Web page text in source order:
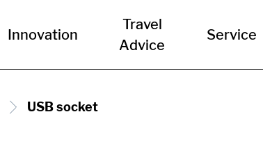
Innovation
Travel
Advice
Service
USB socket